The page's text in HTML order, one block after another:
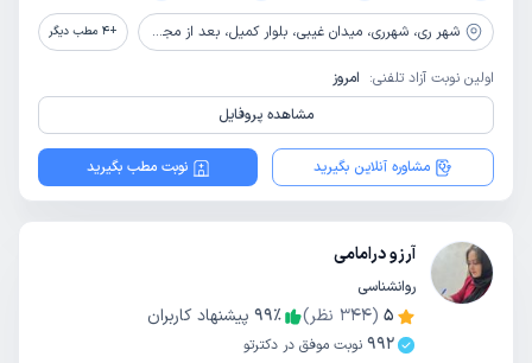
شهر ری، شهرری، میدان غیبی، بلوار کمیل، بعد از مجتمع کمیل، نرسیده به میدان فرمانداری، بلوک بهار3، پلاک 40 همکف +
4 مطب دیگر
اولین نوبت آزاد تلفنی: امروز
مشاهده پروفایل
مشاوره آنلاین بگیرید نوبت مطب بگیرید
آرزو درامامی
روانشناسی
5
(
344 نظر) 99٪
پیشنهاد کاربران
992 نوبت موفق در دکترتو